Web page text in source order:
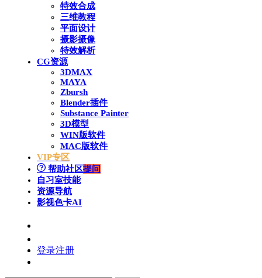
特效合成
三维教程
平面设计
摄影摄像
特效解析
CG资源
3DMAX
MAYA
Zbursh
Blender插件
Substance Painter
3D模型
WIN版软件
MAC版软件
VIP专区
帮助社区提问
自习室技能
资源导航
影视色卡AI
登录注册